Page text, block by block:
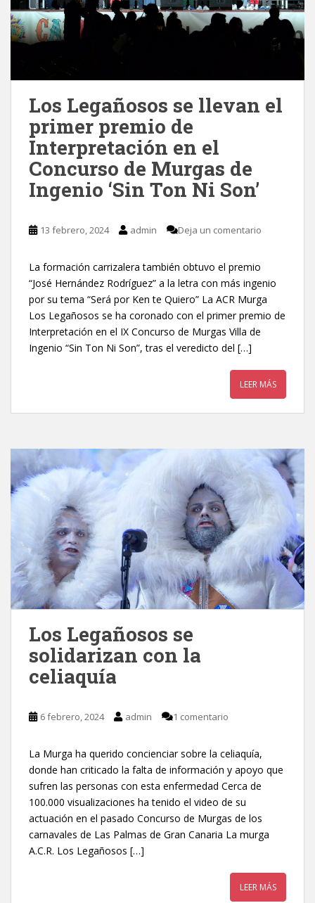
Los Legañosos se llevan el
primer premio de
Interpretación en el
Concurso de Murgas de
Ingenio ‘Sin Ton Ni Son’
13 febrero, 2024 admin Deja un comentario
La formación carrizalera también obtuvo el premio
“José Hernández Rodríguez” a la letra con más ingenio
por su tema “Será por Ken te Quiero” La ACR Murga
Los Legañosos se ha coronado con el primer premio de
Interpretación en el IX Concurso de Murgas Villa de
Ingenio “Sin Ton Ni Son”, tras el veredicto del […]
LEER MÁS
Los Legañosos se
solidarizan con la
celiaquía
6 febrero, 2024 admin 1 comentario
La Murga ha querido concienciar sobre la celiaquía,
donde han criticado la falta de información y apoyo que
sufren las personas con esta enfermedad Cerca de
100.000 visualizaciones ha tenido el video de su
actuación en el pasado Concurso de Murgas de los
carnavales de Las Palmas de Gran Canaria La murga
A.C.R. Los Legañosos […]
LEER MÁS